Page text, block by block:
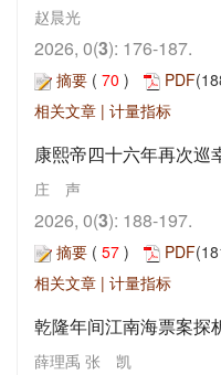
赵晨光
2026, 0(3): 176-187.
摘要 ( 70 ) PDF
相关文章 | 计量指标
康熙帝四十六年再次
庄 声
2026, 0(3): 188-197.
摘要 ( 57 ) PDF
相关文章 | 计量指标
乾隆年间江南海票案探
薛理禹 张 凯